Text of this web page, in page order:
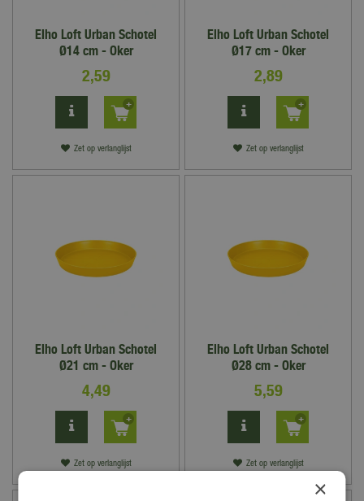
Elho Loft Urban Schotel
Ø14 cm - Oker
2,59
Zet op verlanglijst
Elho Loft Urban Schotel
Ø17 cm - Oker
2,89
Zet op verlanglijst
Elho Loft Urban Schotel
Ø21 cm - Oker
4,49
Zet op verlanglijst
Elho Loft Urban Schotel
Ø28 cm - Oker
5,59
Zet op verlanglijst
×